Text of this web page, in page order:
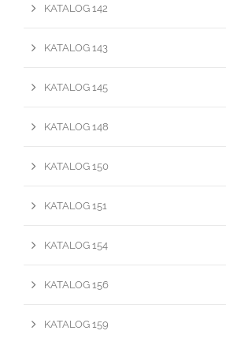
KATALOG 142
KATALOG 143
KATALOG 145
KATALOG 148
KATALOG 150
KATALOG 151
KATALOG 154
KATALOG 156
KATALOG 159